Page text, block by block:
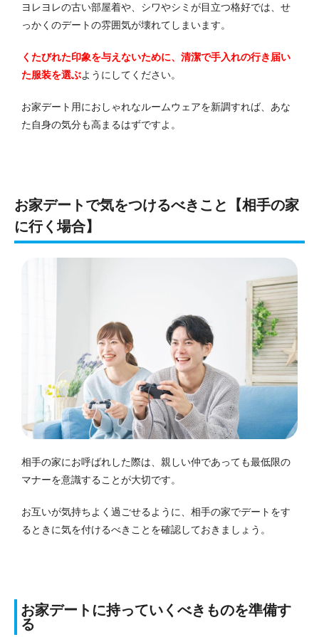
ヨレヨレの古い部屋着や、シワやシミが目立つ格好では、せ
っかくのデートの雰囲気が壊れてしまいます。
くたびれた印象を与えないために、清潔で手入れの行き届い
た服装を選ぶようにしてください。
お家デート用におしゃれなルームウェアを新調すれば、あな
た自身の気分も高まるはずですよ。
お家デートで気をつけるべきこと【相手の家
に行く場合】
相手の家にお呼ばれした際は、親しい仲であっても最低限の
マナーを意識することが大切です。
お互いが気持ちよく過ごせるように、相手の家でデートをす
るときに気を付けるべきことを確認しておきましょう。
お家デートに持っていくべきものを準備す
る